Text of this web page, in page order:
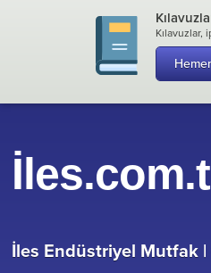
Kılavuzlar,
İles Endüstriyel Mutfak |